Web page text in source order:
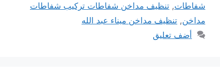
شفاطات, تنظيف مداخن شفاطات تركيب شفاطات
مداخن, تنظيف مداخن ميناء عبد الله
أضف تعليق